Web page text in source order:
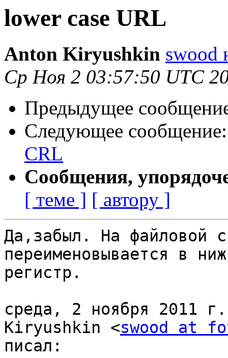
lower case URL
Anton Kiryushkin swood
Ср Ноя 2 03:57:50 UTC
Предыдущее
Следующее
CRL
Сообщения,
[ теме ] [ автору ]
Да,забыл. На файловой
переименовывается в
регистр.
среда, 2 ноября 2011
Kiryushkin <swood at
писал: